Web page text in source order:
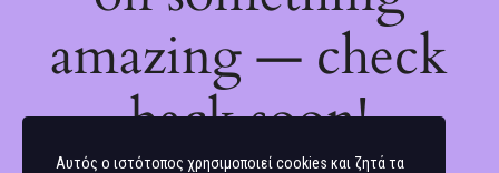
amazing — check
back soon!
Αυτός ο ιστότοπος χρησιμοποιεί cookies και ζητά τα